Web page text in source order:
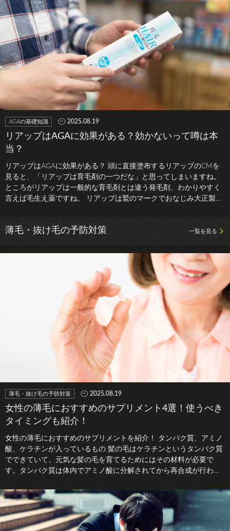
AGAの基礎知識 2025.08.19
リアップはAGAに効果がある？効かないって噂は本
当？
リアップはAGAに効果がある？ 頭に直接塗布するリアップのCMを
見ると、「リアップは育毛剤の一つだな」と思ってしまいますね。
ところがリアップは一般的な育毛剤とは違う発毛剤、わかりやすく
言えば毛生え薬ですね。 リアップは鷲のマークでおなじみ大正製薬
一覧を見る
薄毛・抜け毛の予防対策
薄毛・抜け毛の予防対策 2025.08.19
女性の薄毛におすすめのサプリメント4選！使うべき
タイミングも紹介！
女性の薄毛におすすめのサプリメントを紹介！ タンパク質、アミノ
酸、ケラチンが入っているもの 髪の毛はケラチンというタンパク質
でできていて、元気な髪の毛を育てるためにはその材料が必要で
す。タンパク質は体内でアミノ酸に分解されてから再合成が行われ